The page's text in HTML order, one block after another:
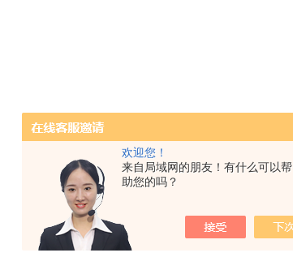
欢迎您！
来自局域网的朋友！有什么可以帮
助您的吗？